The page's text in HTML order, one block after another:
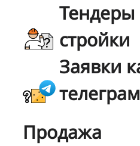
стройки
Заявки
телеграм
Продажа